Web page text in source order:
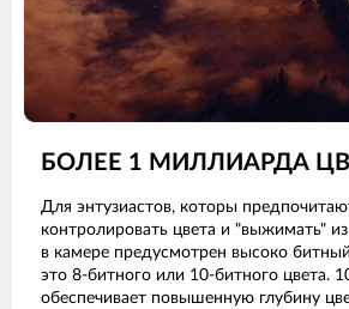
БОЛЕЕ 1 МИЛЛИАРДА
Для энтузиастов, которы
контролировать цвета и "выжимать"
в камере предусмотрен высоко
это 8-битного или 10-битного цвета.
обеспечивает повышенную глубину